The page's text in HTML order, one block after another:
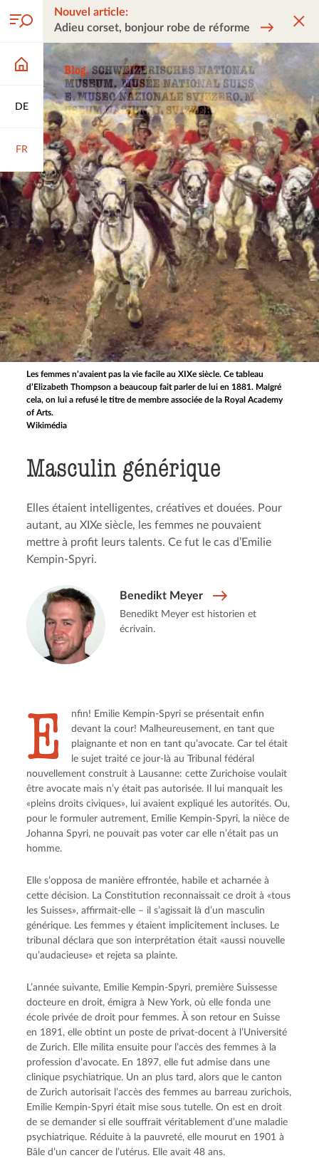
DE
FR
Nouvel article:
Adieu corset, bonjour robe de réforme
Les femmes n’avaient pas la vie facile au XIXe siècle. Ce tableau
d’Elizabeth Thompson a beaucoup fait parler de lui en 1881. Malgré
cela, on lui a refusé le titre de membre associée de la Royal Academy
of Arts.
Wikimédia
Masculin générique
Elles étaient intelligentes, créatives et douées. Pour
autant, au XIXe siècle, les femmes ne pouvaient
mettre à profit leurs talents. Ce fut le cas d’Emilie
Kempin-Spyri.
Benedikt Meyer
Benedikt Meyer est historien et
écrivain.
E
nfin! Emilie Kempin-Spyri se présentait enfin
devant la cour! Malheureusement, en tant que
plaignante et non en tant qu’avocate. Car tel était
le sujet traité ce jour-là au Tribunal fédéral
nouvellement construit à Lausanne: cette Zurichoise voulait
être avocate mais n’y était pas autorisée. Il lui manquait les
«pleins droits civiques», lui avaient expliqué les autorités. Ou,
pour le formuler autrement, Emilie Kempin-Spyri, la nièce de
Johanna Spyri, ne pouvait pas voter car elle n’était pas un
homme.
Elle s’opposa de manière effrontée, habile et acharnée à
cette décision. La Constitution reconnaissait ce droit à «tous
les Suisses», affirmait-elle – il s’agissait là d’un masculin
générique. Les femmes y étaient implicitement incluses. Le
tribunal déclara que son interprétation était «aussi nouvelle
qu’audacieuse» et rejeta sa plainte.
L’année suivante, Emilie Kempin-Spyri, première Suissesse
docteure en droit, émigra à New York, où elle fonda une
école privée de droit pour femmes. À son retour en Suisse
en 1891, elle obtint un poste de privat-docent à l’Université
de Zurich. Elle milita ensuite pour l’accès des femmes à la
profession d’avocate. En 1897, elle fut admise dans une
clinique psychiatrique. Un an plus tard, alors que le canton
de Zurich autorisait l’accès des femmes au barreau zurichois,
Emilie Kempin-Spyri était mise sous tutelle. On est en droit
de se demander si elle souffrait véritablement d’une maladie
psychiatrique. Réduite à la pauvreté, elle mourut en 1901 à
Bâle d’un cancer de l’utérus. Elle avait 48 ans.